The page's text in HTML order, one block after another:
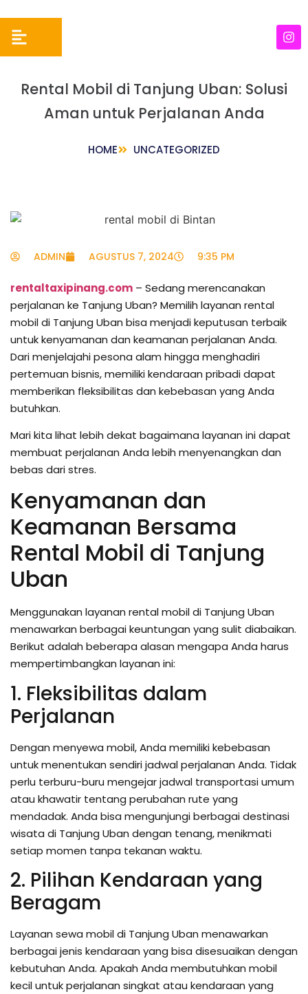
Rental Mobil di Tanjung Uban: Solusi
Aman untuk Perjalanan Anda
HOME UNCATEGORIZED
ADMIN AGUSTUS 7, 2024 9:35 PM
rentaltaxipinang.com – Sedang merencanakan
perjalanan ke Tanjung Uban? Memilih layanan rental
mobil di Tanjung Uban bisa menjadi keputusan terbaik
untuk kenyamanan dan keamanan perjalanan Anda.
Dari menjelajahi pesona alam hingga menghadiri
pertemuan bisnis, memiliki kendaraan pribadi dapat
memberikan fleksibilitas dan kebebasan yang Anda
butuhkan.
Mari kita lihat lebih dekat bagaimana layanan ini dapat
membuat perjalanan Anda lebih menyenangkan dan
bebas dari stres.
Kenyamanan dan
Keamanan Bersama
Rental Mobil di Tanjung
Uban
Menggunakan layanan rental mobil di Tanjung Uban
menawarkan berbagai keuntungan yang sulit diabaikan.
Berikut adalah beberapa alasan mengapa Anda harus
mempertimbangkan layanan ini:
1. Fleksibilitas dalam
Perjalanan
Dengan menyewa mobil, Anda memiliki kebebasan
untuk menentukan sendiri jadwal perjalanan Anda. Tidak
perlu terburu-buru mengejar jadwal transportasi umum
atau khawatir tentang perubahan rute yang
mendadak. Anda bisa mengunjungi berbagai destinasi
wisata di Tanjung Uban dengan tenang, menikmati
setiap momen tanpa tekanan waktu.
2. Pilihan Kendaraan yang
Beragam
Layanan sewa mobil di Tanjung Uban menawarkan
berbagai jenis kendaraan yang bisa disesuaikan dengan
kebutuhan Anda. Apakah Anda membutuhkan mobil
kecil untuk perjalanan singkat atau kendaraan yang